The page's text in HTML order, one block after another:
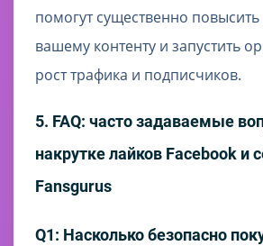
помогут существенно повысить
вашему контенту и запустить
рост трафика и подписчиков.
5. FAQ: часто задаваемые
накрутке лайков Facebook и
Fansgurus
Q1: Насколько безопасно